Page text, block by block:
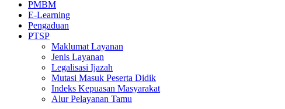
PMBM
E-Learning
Pengaduan
PTSP
Maklumat Layanan
Jenis Layanan
Legalisasi Ijazah
Mutasi Masuk Peserta Didik
Indeks Kepuasan Masyarakat
Alur Pelayanan Tamu